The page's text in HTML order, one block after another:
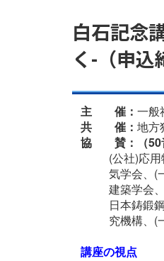
白石記念
く-（申込
主 催： 一般
共 催： 地方
協 賛：
（
(公社)応
気学会、(
建築学会
日本鋳鍛
究機構、(
講座の視点